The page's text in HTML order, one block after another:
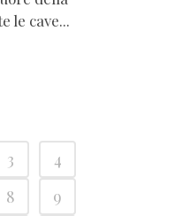
le cave...
3
4
8
9